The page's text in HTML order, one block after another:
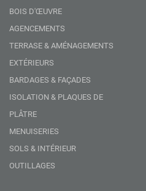
BOIS D'ŒUVRE
AGENCEMENTS
TERRASE & AMÉNAGEMENTS
EXTÉRIEURS
BARDAGES & FAÇADES
ISOLATION & PLAQUES DE
PLÂTRE
MENUISERIES
SOLS & INTÉRIEUR
OUTILLAGES